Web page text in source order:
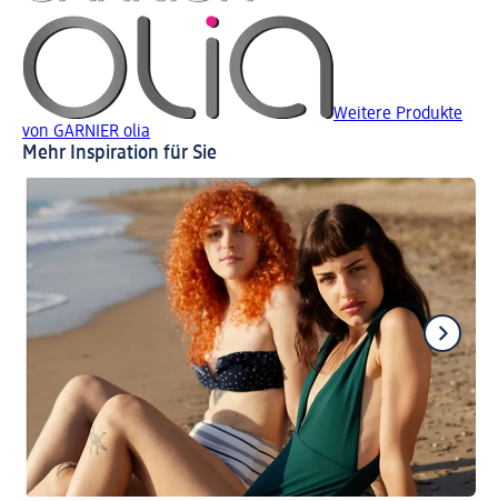
Weitere Produkte
von GARNIER olia
Mehr Inspiration für Sie